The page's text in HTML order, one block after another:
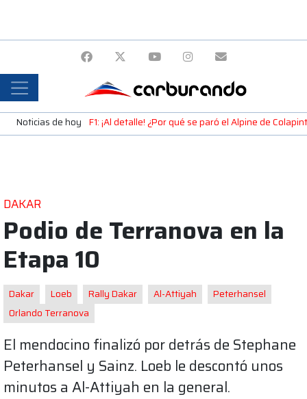
Noticias de hoy F1: ¡Al detalle! ¿Por qué se paró el Alpine de
DAKAR
Podio de Terranova en la
Etapa 10
Dakar Loeb Rally Dakar Al-Attiyah
Peterhansel
Orlando Terranova
El mendocino finalizó por detrás de Stephane
Peterhansel y Sainz. Loeb le descontó unos
minutos a Al-Attiyah en la general.